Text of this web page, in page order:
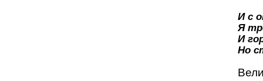
И с
Я
И
Но